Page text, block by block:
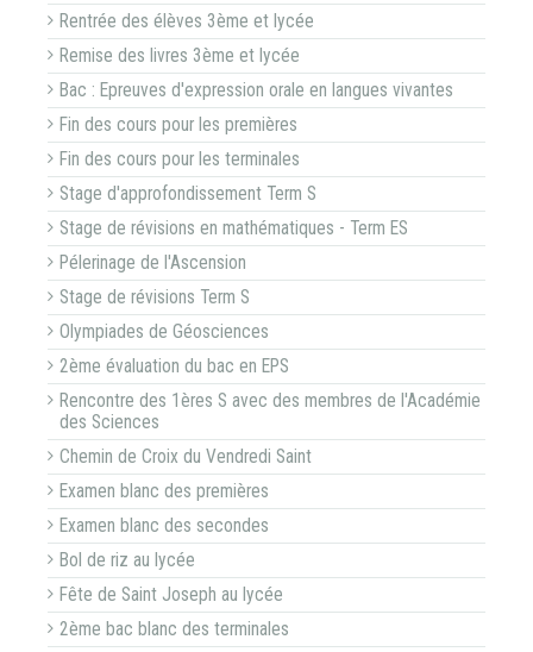
Rentrée des élèves 3ème et lycée
Remise des livres 3ème et lycée
Bac : Epreuves d'expression orale en langues vivantes
Fin des cours pour les premières
Fin des cours pour les terminales
Stage d'approfondissement Term S
Stage de révisions en mathématiques - Term ES
Pélerinage de l'Ascension
Stage de révisions Term S
Olympiades de Géosciences
2ème évaluation du bac en EPS
Rencontre des 1ères S avec des membres de l'Académie
des Sciences
Chemin de Croix du Vendredi Saint
Examen blanc des premières
Examen blanc des secondes
Bol de riz au lycée
Fête de Saint Joseph au lycée
2ème bac blanc des terminales